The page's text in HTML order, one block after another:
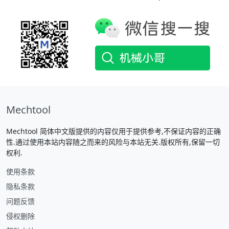
Mechtool
Mechtool 简体中文版提供的内容仅用于提供参考,不保证内容的正确
性.通过使用本站内容随之而来的风险与本站无关.版权所有,保留一切
权利.
使用条款
隐私条款
问题反馈
侵权删除